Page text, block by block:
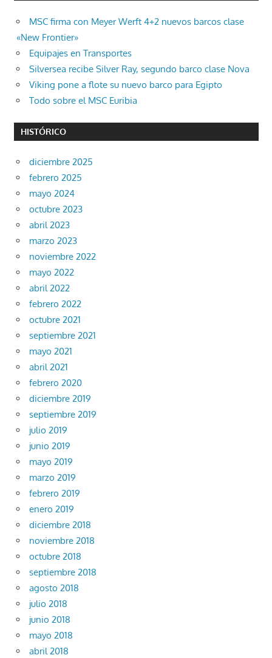
MSC firma con Meyer Werft 4+2 nuevos barcos clase
«New Frontier»
Equipajes en Transportes
Silversea recibe Silver Ray, segundo barco clase Nova
Viking pone a flote su nuevo barco para Egipto
Todo sobre el MSC Euribia
HISTÓRICO
diciembre 2025
febrero 2025
mayo 2024
octubre 2023
abril 2023
marzo 2023
noviembre 2022
mayo 2022
abril 2022
febrero 2022
octubre 2021
septiembre 2021
mayo 2021
abril 2021
febrero 2020
diciembre 2019
septiembre 2019
julio 2019
junio 2019
mayo 2019
marzo 2019
febrero 2019
enero 2019
diciembre 2018
noviembre 2018
octubre 2018
septiembre 2018
agosto 2018
julio 2018
junio 2018
mayo 2018
abril 2018